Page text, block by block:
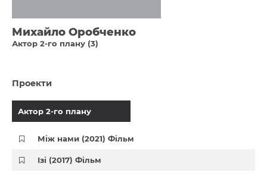
Михайло Оробченко
Актор 2-го плану (3)
Проекти
Актор 2-го плану
Між нами (2021) Фільм
Ізі (2017) Фільм